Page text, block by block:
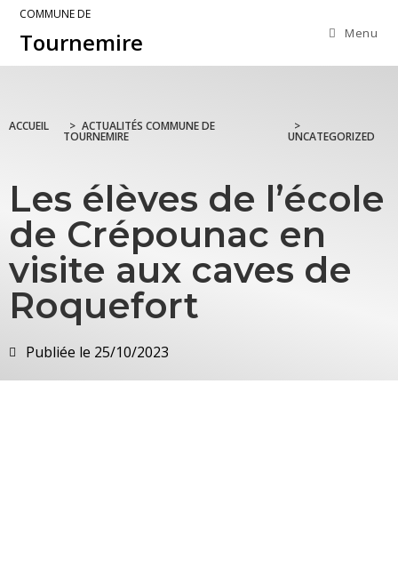
COMMUNE DE
Tournemire Menu
ACCUEIL > ACTUALITÉS COMMUNE DE
TOURNEMIRE
>
UNCATEGORIZED
Les élèves de l’école
de Crépounac en
visite aux caves de
Roquefort
Publiée le 25/10/2023